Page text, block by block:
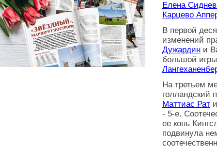
Елена
Карцево
В первой
изменений
Дужардин и
большой
На третьем
голландский
Маттиас Рат
- 5-е.
ее конь
подвинула